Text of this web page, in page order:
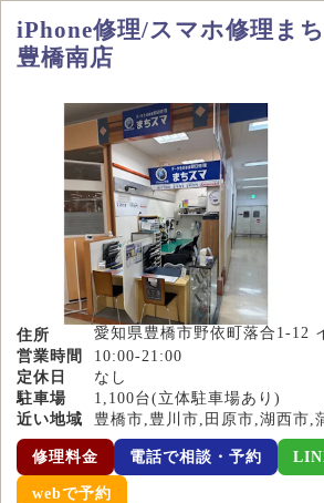
iPhone修理/スマホ修理ま
豊橋南店
住所
愛知県豊橋市野依町落合1-12
営業時間
10:00-21:00
定休日
なし
駐車場
1,100台(立体駐車場あり)
近い地域
豊橋市,豊川市,田原市,湖西市,
修理料金 電話で相談・予約
webで予約